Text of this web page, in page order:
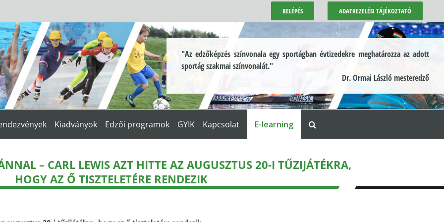
BELÉPÉS ADATKEZELÉSI TÁJÉKOZTATÓ
"Az edzőképzés színvonala egy sportágban évtizedekre meghatározza az adott
sportág szakmai színvonalát."
Dr. Ormai László mesteredző
Kiadványok Edzői programok GYIK Kapcsolat E-learning
– CARL LEWIS AZT HITTE AZ AUGUSZTUS 20-I TŰZIJÁTÉKRA,
HOGY AZ Ő TISZTELETÉRE RENDEZIK